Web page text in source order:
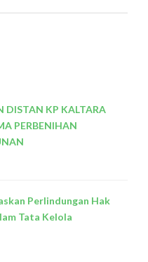
DISTAN KP KALTARA
PERBENIHAN
Perlindungan Hak
Tata Kelola